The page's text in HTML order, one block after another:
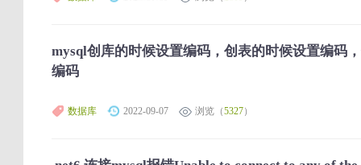
mysql创库的时候设置编码，创表的时候设置编码
编码
数据库 2022-09-07 浏览（5327）